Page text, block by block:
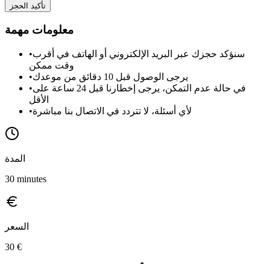
تأكيد الحجز
معلومات مهمة
•سنؤكد حجزك عبر البريد الإلكتروني أو الهاتف في أقرب
وقت ممكن
•
يرجى الوصول قبل 10 دقائق من موعدك
•في حالة عدم التمكن، يرجى إخطارنا قبل 24 ساعة على
الأقل
•لأي أسئلة، لا تتردد في الاتصال بنا مباشرة
المدة
30 minutes
السعر
30 €